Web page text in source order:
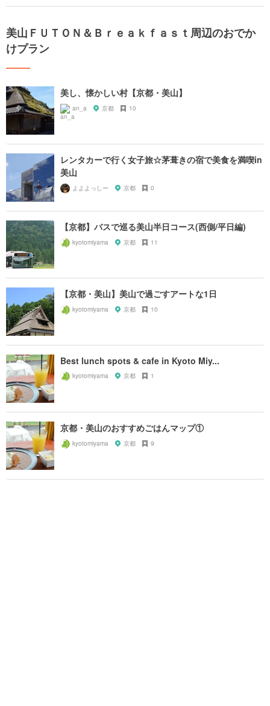
美山ＦＵＴＯＮ＆Ｂｒｅａｋｆａｓｔ周辺のおでか
けプラン
美し、懐かしい村【京都・美山】
an_a 京都 10
レンタカーで行く女子旅☆茅葺きの宿で美食を満喫in
美山
よよよっしー 京都 0
【京都】バスで巡る美山半日コース(西側/平日編)
kyotomiyama 京都 11
【京都・美山】美山で過ごすアートな1日
kyotomiyama 京都 10
Best lunch spots & cafe in Kyoto Miy...
kyotomiyama 京都 1
京都・美山のおすすめごはんマップ①
kyotomiyama 京都 9